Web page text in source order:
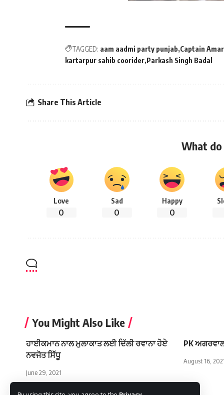
TAGGED: aam aadmi party punjab Captain
kartarpur sahib coorider Parkash Singh Badal
Share This Article
What
Love
0
Sad
0
Happy
0
You Might Also Like
ਹਾਈਕਮਾਨ ਨਾਲ ਮੁਲਾਕਾਤ ਲਈ ਦਿੱਲੀ ਰਵਾਨਾ ਹੋਏ
ਨਵਜੋਤ ਸਿੱਧੂ
June 29, 2021
PK
August 16,